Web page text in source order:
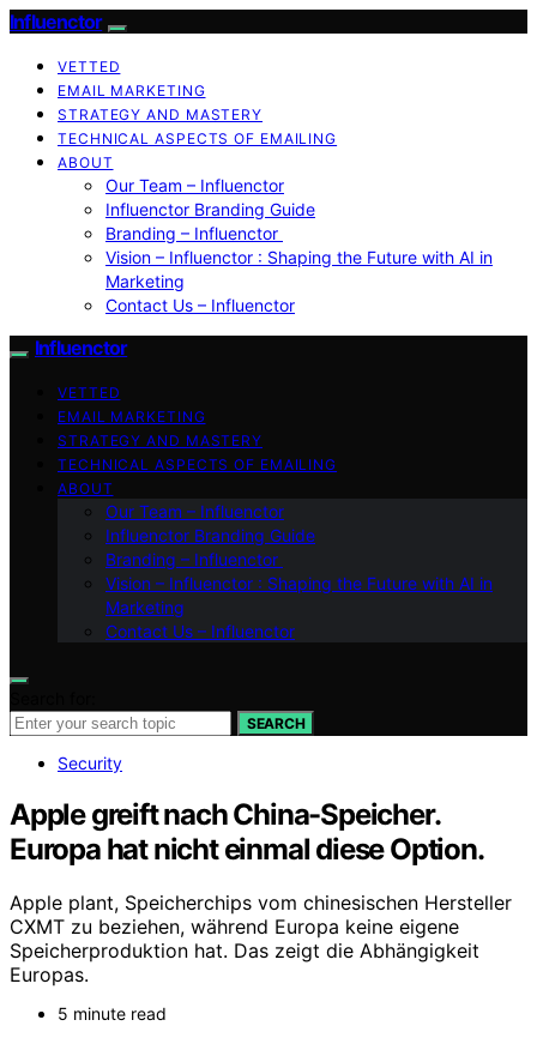
Influenctor
VETTED
EMAIL MARKETING
STRATEGY AND MASTERY
TECHNICAL ASPECTS OF EMAILING
ABOUT
Our Team – Influenctor
Influenctor Branding Guide
Branding – Influenctor
Vision – Influenctor : Shaping the Future with AI in
Marketing
Contact Us – Influenctor
Influenctor
VETTED
EMAIL MARKETING
STRATEGY AND MASTERY
TECHNICAL ASPECTS OF EMAILING
ABOUT
Our Team – Influenctor
Influenctor Branding Guide
Branding – Influenctor
Vision – Influenctor : Shaping the Future with AI in
Marketing
Contact Us – Influenctor
SEARCH
Security
Apple greift nach China-Speicher.
Europa hat nicht einmal diese Option.
Apple plant, Speicherchips vom chinesischen Hersteller
CXMT zu beziehen, während Europa keine eigene
Speicherproduktion hat. Das zeigt die Abhängigkeit
Europas.
5 minute read